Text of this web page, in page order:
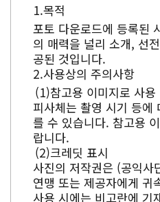
목적
포토 다운로드에 등록된
의 매력을 널리 소개, 선
공된 것입니다.
사용상의 주의사항
참고용 이미지로 사용
피사체는 촬영 시기 등에
를 수 있습니다. 참고용
랍니다.
크레딧 표시
사진의 저작권은 (공익사
연맹 또는 제공자에게 귀
사용 시에는 비고란에 기